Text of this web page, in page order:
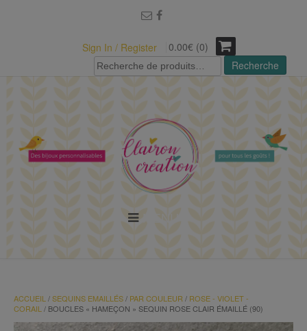
Sign In / Register
0.00€ (0)
Recherche
pour :
Recherche
ACCUEIL /SEQUINS EMAILLÉS/ PAR COULEUR / ROSE - VIOLET -
CORAIL / BOUCLES « HAMEÇON » SEQUIN ROSE CLAIR ÉMAILLÉ (90)